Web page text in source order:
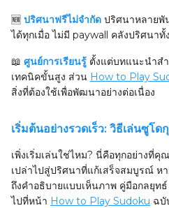
🆕 ปริศนาฟรีไม่จำกัด ปริศนาหลายพั
ได้ทุกเมื่อ ไม่มี paywall คลังปริศนาทั้
📖 ศูนย์การเรียนรู้ ตั้งแต่บทแนะนำส
เทคนิคขั้นสูง ส่วน How to Play
สิ่งที่ต้องใช้เพื่อพัฒนาอย่างต่อเนื่อง
เริ่มต้นอย่างรวดเร็ว: วิธีเล่นซูโ
เพิ่งเริ่มเล่นใช่ไหม? นี่คือทุกอย่างที่คุ
เปล่าไปสู่ปริศนาที่แก้เสร็จสมบูรณ์ ห
ถึงคำอธิบายแบบเห็นภาพ คู่มือกลยุท
ไปที่หน้า How to Play Sudoku ฉบั